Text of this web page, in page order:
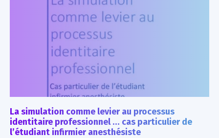
La simulation comme levier au processus
identitaire professionnel … cas particulier de
l’étudiant infirmier anesthésiste